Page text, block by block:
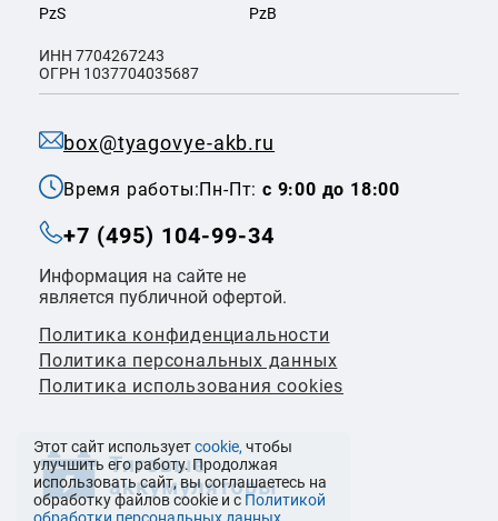
box@tyagovye-akb.ru
Время работы:Пн-Пт:с 9:00 до 18:00
+7 (495) 104-99-34
Информация на сайте не
является публичной офертой.
Политика конфиденциальности
Политикa персональных данных
Политика использования cookies
PzS PzB
ИНН 7704267243
ОГРН 1037704035687
Этот сайт используетcookie, чтобы
улучшить его работу. Продолжая
использовать сайт, вы соглашаетесь на
обработку файлов cookie и с Политикой